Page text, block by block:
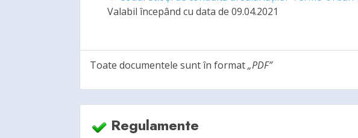
Valabil începând cu data de 09.04.2021
Toate documentele sunt în format„PDF”
Regulamente